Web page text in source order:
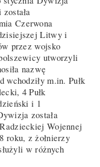
Czerwona
Litwy i
przez wojsko
utworzyli
nazwę
m.in. Pułk
4 Pułk
i 1
została
Wojennej
roku, z żołnierzy
w różnych